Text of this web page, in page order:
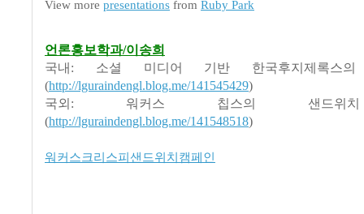
View more presentations from Ruby Park
언론홍보학과/이송희
국내: 소셜 미디어 기반 한국후지제록스
(http://lguraindengl.blog.me/141545429)
국외: 워커스 칩스의 샌드위
(http://lguraindengl.blog.me/141548518)
워커스크리스피샌드위치캠페인